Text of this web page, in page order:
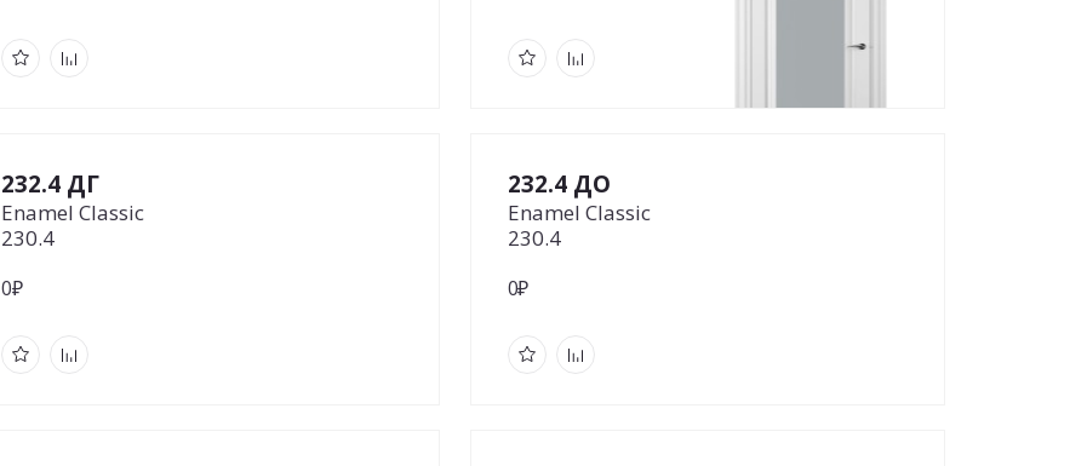
232.4 ДГ
Enamel Classic
230.4
0₽
232.4 ДО
Enamel Classic
230.4
0₽